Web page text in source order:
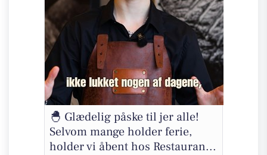
🐣 Glædelig påske til jer alle!
Selvom mange holder ferie,
holder vi åbent hos Restauran...